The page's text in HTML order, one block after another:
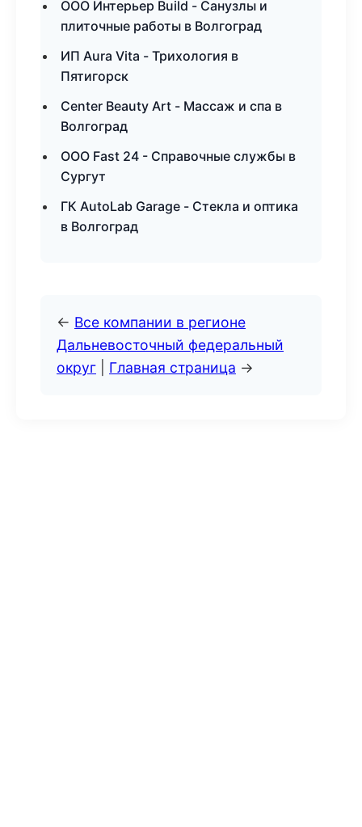
ООО Интерьер Build - Санузлы и
плиточные работы в Волгоград
ИП Aura Vita - Трихология в
Пятигорск
Center Beauty Art - Массаж и спа в
Волгоград
ООО Fast 24 - Справочные службы в
Сургут
ГК AutoLab Garage - Стекла и оптика
в Волгоград
← Все компании в регионе
Дальневосточный федеральный
округ
Главная страница →